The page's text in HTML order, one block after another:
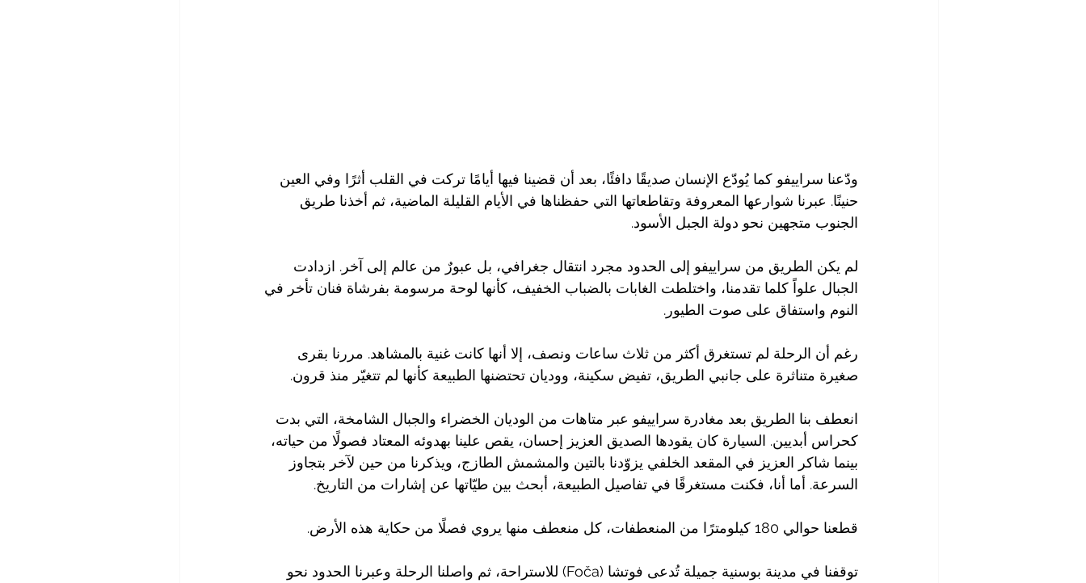
ودّعنا سراييفو كما يُودّع الإنسان صديقًا دافئًا، بعد أن قضينا فيها أيامًا تركت في القلب أثرًا وفي العين
حنينًا. عبرنا شوارعها المعروفة وتقاطعاتها التي حفظناها في الأيام القليلة الماضية، ثم أخذنا طريق
الجنوب متجهين نحو دولة الجبل الأسود.
لم يكن الطريق من سراييفو إلى الحدود مجرد انتقال جغرافي، بل عبورٌ من عالم إلى آخر. ازدادت
الجبال علواً كلما تقدمنا، واختلطت الغابات بالضباب الخفيف، كأنها لوحة مرسومة بفرشاة فنان تأخر في
النوم واستفاق على صوت الطيور.
رغم أن الرحلة لم تستغرق أكثر من ثلاث ساعات ونصف، إلا أنها كانت غنية بالمشاهد. مررنا بقرى
صغيرة متناثرة على جانبي الطريق، تفيض سكينة، ووديان تحتضنها الطبيعة كأنها لم تتغيّر منذ قرون.
انعطف بنا الطريق بعد مغادرة سراييفو عبر متاهات من الوديان الخضراء والجبال الشامخة، التي بدت
كحراس أبديين. السيارة كان يقودها الصديق العزيز إحسان، يقص علينا بهدوئه المعتاد فصولًا من حياته،
بينما شاكر العزيز في المقعد الخلفي يزوّدنا بالتين والمشمش الطازج، ويذكرنا من حين لآخر بتجاوز
السرعة. أما أنا، فكنت مستغرقًا في تفاصيل الطبيعة، أبحث بين طيّاتها عن إشارات من التاريخ.
قطعنا حوالي 180 كيلومترًا من المنعطفات، كل منعطف منها يروي فصلًا من حكاية هذه الأرض.
توقفنا في مدينة بوسنية جميلة تُدعى فوتشا (Foča) للاستراحة، ثم واصلنا الرحلة وعبرنا الحدود نحو